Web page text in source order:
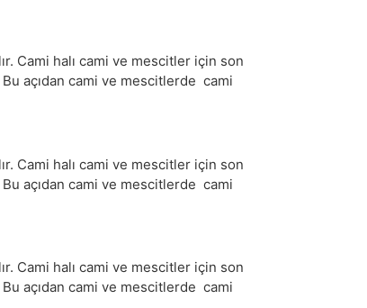
Cami halı cami ve mescitler için son
açıdan cami ve mescitlerde cami
Cami halı cami ve mescitler için son
açıdan cami ve mescitlerde cami
Cami halı cami ve mescitler için son
açıdan cami ve mescitlerde cami